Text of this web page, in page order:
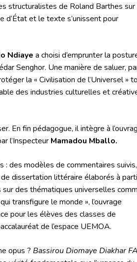
structuralistes de Roland Barthes sur
d’État et le texte s’unissent pour
Ndiaye a choisi d’emprunter la
Senghor. Une manière de saluer,
la « Civilisation de l’Universel »
des industries culturelles et
En fin pédagogue, il intègre à
l’Inspecteur Mamadou Mballo.
des modèles de commentaires suivis,
dissertation littéraire élaborés à
sur des thématiques universelles
transfigure le monde », l’ouvrage
pour les élèves des classes de
de l’espace UEMOA.
opus ? Bassirou Diomaye Diakhar